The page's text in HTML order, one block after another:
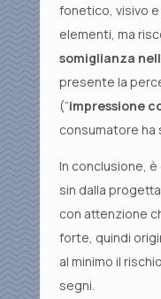
fonetico, visivo
elementi, ma
somiglianza
presente la
(“impressione
consumatore ha
In conclusione,
sin dalla
con attenzione
forte, quindi
al minimo il
segni.